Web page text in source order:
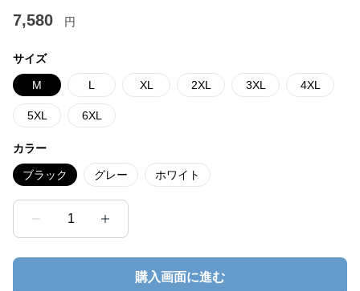
7,580 円
サイズ
M L XL 2XL 3XL 4XL
5XL 6XL
カラー
ブラック グレー ホワイト
1
購入画面に進む